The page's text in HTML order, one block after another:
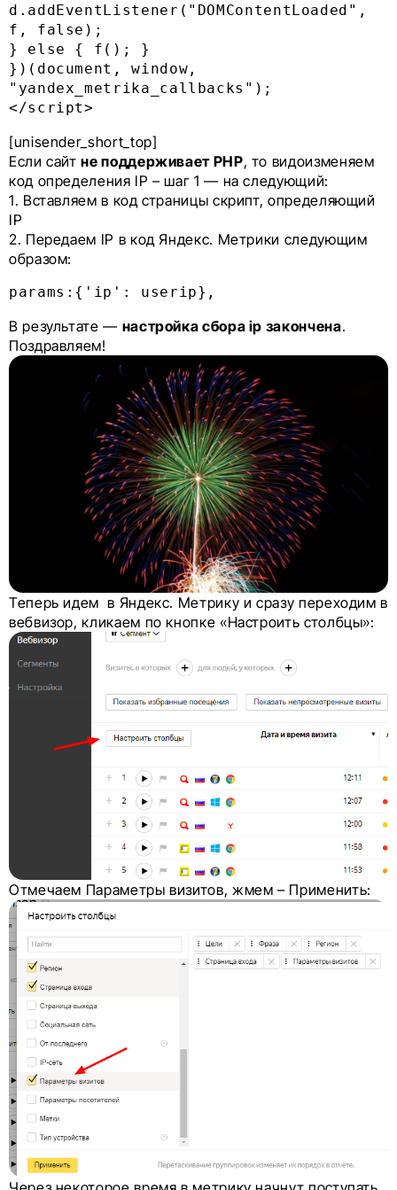
d.addEventListener("DOMContentLoaded",
f, false);
} else { f(); }
})(document, window,
"yandex_metrika_callbacks");
[unisender_short_top]
Если сайтне поддерживает PHP, то видоизменяем
код определения IP – шаг 1 — на следующий:
1. Вставляем в код страницы скрипт, определяющий
IP
2. Передаем IP в код Яндекс. Метрики следующим
образом:
params:{'ip': userip},
В результате — настройка сбора ip закончена.
Поздравляем!
Теперь идем в Яндекс. Метрику и сразу переходим в
вебвизор, кликаем по кнопке «Настроить столбцы»:
Отмечаем Параметры визитов, жмем – Применить: